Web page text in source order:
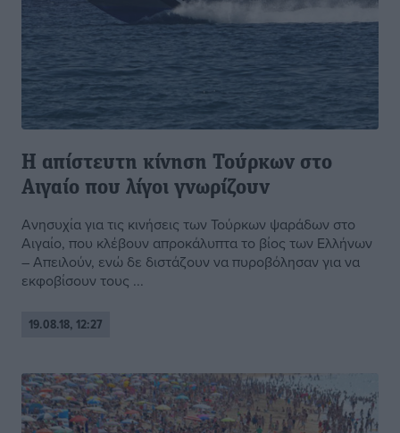
Η απίστευτη κίνηση Τούρκων στο
Αιγαίο που λίγοι γνωρίζουν
Ανησυχία για τις κινήσεις των Τούρκων ψαράδων στο
Αιγαίο, που κλέβουν απροκάλυπτα το βίος των Ελλήνων
– Απειλούν, ενώ δε διστάζουν να πυροβόλησαν για να
εκφοβίσουν τους ...
19.08.18, 12:27